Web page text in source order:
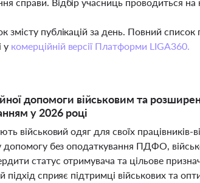
змісту публікацій за день. Повний
у комерційній версії Платформи LIGA360.
допомоги військовим та
у 2026 році
військовий одяг для своїх
допомогу без оподаткування ПДФО,
статус отримувача та цільове
сприяє підтримці військових та